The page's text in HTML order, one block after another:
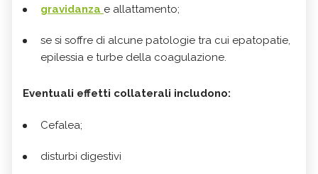
gravidanza e allattamento;
se si soffre di alcune patologie tra cui epatopatie,
epilessia e turbe della coagulazione.
Eventuali effetti collaterali includono:
Cefalea;
disturbi digestivi